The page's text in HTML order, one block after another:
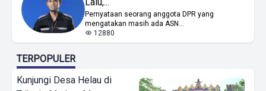
Pernyataan seorang anggota DPR yang
mengatakan masih ada ASN...
12880
TERPOPULER
Kunjungi Desa Helau di